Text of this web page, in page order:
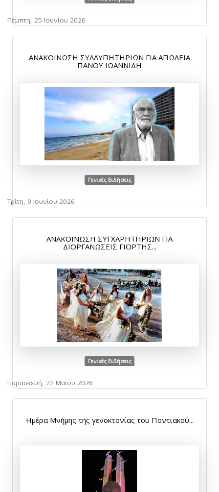
Πέμπτη, 25 Ιουνίου 2026
ΑΝΑΚΟΙΝΩΣΗ ΣΥΛΛΥΠΗΤΗΡΙΩΝ ΓΙΑ ΑΠΩΛΕΙΑ
ΠΑΝΟΥ ΙΩΑΝΝΙΔΗ
Γενικές Ειδήσεις
Τρίτη, 9 Ιουνίου 2026
ΑΝΑΚΟΙΝΩΣΗ ΣΥΓΧΑΡΗΤΗΡΙΩΝ ΓΙΑ
ΔΙΟΡΓΑΝΩΣΕΙΣ ΓΙΟΡΤΗΣ...
Γενικές Ειδήσεις
Παρασκευή, 22 Μαΐου 2026
Ημέρα Μνήμης της γενοκτονίας του Ποντιακού...